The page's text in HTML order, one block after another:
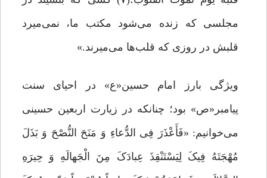
مجلسی که زنده می‌شود مکتب ما، نمی‌میرد
قلبش در روزی که قلب‌ها می‌میرند.»
ویژگی بارز امام حسین«ع» در احیای سنت
پیامبر«ص» بود؛ چنانکه در زیارت اربعین حسینی
می‌خوانیم: «فَأَعْذَرَ فِی الدُّعاءِ وَ مَنَحَ النُّصْحَ وَ بَذَلَ
مُهْجَتَهُ فِیکَ لِیَسْتَنْقِذَ عِبادَکَ مِنَ الْجَهالَهِ وَ حِیرَهِ